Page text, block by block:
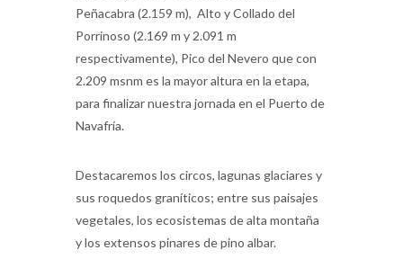
Peñacabra (2.159 m), Alto y Collado del
Porrinoso (2.169 m y 2.091 m
respectivamente), Pico del Nevero que con
2.209 msnm es la mayor altura en la etapa,
para finalizar nuestra jornada en el Puerto de
Navafría.
Destacaremos los circos, lagunas glaciares y
sus roquedos graníticos; entre sus paisajes
vegetales, los ecosistemas de alta montaña
y los extensos pinares de pino albar.